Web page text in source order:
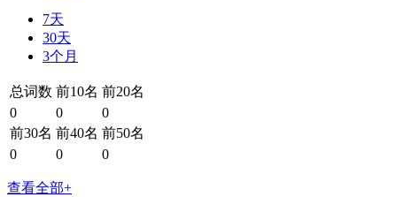
7天
30天
3个月
总词数 前10名 前20名
0
0
0
前30名 前40名 前50名
0
0 0
查看全部+